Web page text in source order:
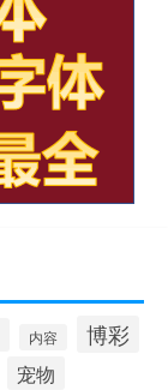
内容 博彩
宠物